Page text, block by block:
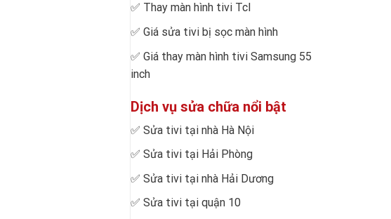
✅ Thay màn hình tivi Tcl
✅ Giá sửa tivi bị sọc màn hình
✅ Giá thay màn hình tivi Samsung 55
inch
Dịch vụ sửa chữa nổi bật
✅ Sửa tivi tại nhà Hà Nội
✅ Sửa tivi tại Hải Phòng
✅ Sửa tivi tại nhà Hải Dương
✅ Sửa tivi tại quận 10